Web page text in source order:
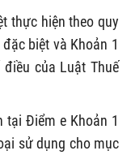
thực hiện theo quy
biệt và Khoản 1
của Luật Thuế
tại Điểm e Khoản 1
sử dụng cho mục